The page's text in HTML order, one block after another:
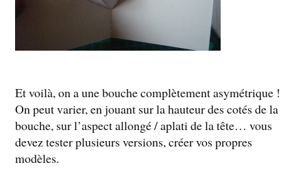
Et voilà, on a une bouche complètement asymétrique !
On peut varier, en jouant sur la hauteur des cotés de la
bouche, sur l’aspect allongé / aplati de la tête… vous
devez tester plusieurs versions, créer vos propres
modèles.